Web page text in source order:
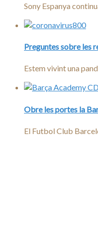
Sony Espanya
Preguntes sobre les
Estem vivint una
Obre les portes la
El Futbol Club